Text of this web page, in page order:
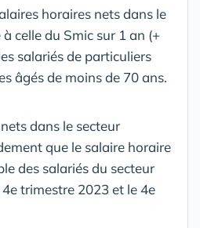
horaires nets dans le
celle du Smic sur 1 an (+
salariés de particuliers
âgés de moins de 70 ans.
dans le secteur
que le salaire horaire
des salariés du secteur
trimestre 2023 et le 4e